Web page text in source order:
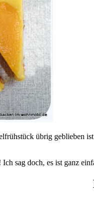
übrig geblieben
sag doch, es ist ganz